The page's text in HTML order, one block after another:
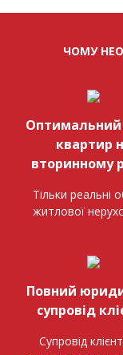
ЧОМУ
Оптимальний
квартир
вторинному
Тільки реальні
житлової
Повний
супровід
Супровід